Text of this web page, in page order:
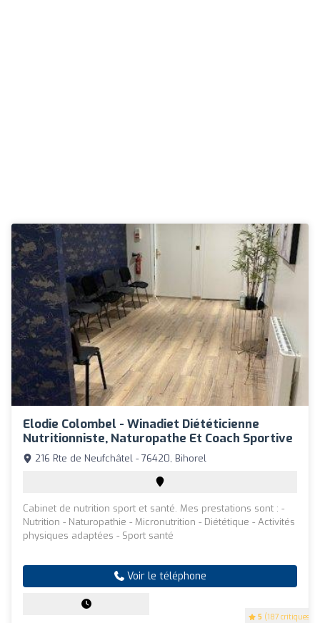
Elodie Colombel - Winadiet Diététicienne
Nutritionniste, Naturopathe Et Coach Sportive
5 (187 critiques)
216 Rte de Neufchâtel - 76420, Bihorel
Cabinet de nutrition sport et santé. Mes prestations sont : -
Nutrition - Naturopathie - Micronutrition - Diététique - Activités
physiques adaptées - Sport santé
Voir le téléphone